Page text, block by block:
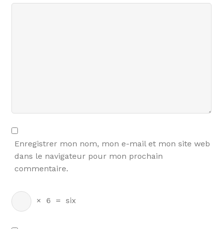
Enregistrer mon nom, mon e-mail et mon site web
dans le navigateur pour mon prochain
commentaire.
× 6 = six